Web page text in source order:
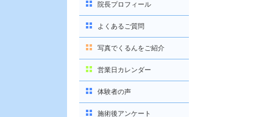
院長プロフィール
よくあるご質問
写真でくるんをご紹介
営業日カレンダー
体験者の声
施術後アンケート